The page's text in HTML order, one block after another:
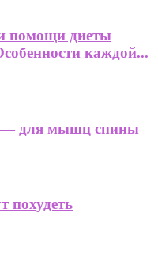
помощи диеты
каждой...
— для мышц спины
похудеть